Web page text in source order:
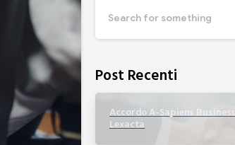
Post Recenti
Accordo A-Sapiens
Lexacta